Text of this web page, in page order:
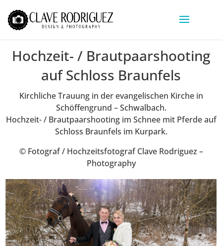
Hochzeit- / Brautpaarshooting
auf Schloss Braunfels
Kirchliche Trauung in der evangelischen Kirche in
Schöffengrund – Schwalbach.
Hochzeit- / Brautpaarshooting im Schnee mit Pferde auf
Schloss Braunfels im Kurpark.
© Fotograf / Hochzeitsfotograf Clave Rodriguez –
Photography